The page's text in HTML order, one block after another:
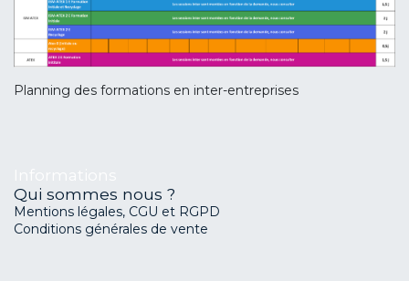
Planning des formations en inter-entreprises
Qui sommes nous ?
Mentions légales, CGU et RGPD
Conditions générales de vente